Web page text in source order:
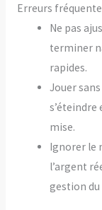
Erreurs
Ne pas
terminer
rapides.
Jouer
mise.
Ignorer le
l’argent
gestion